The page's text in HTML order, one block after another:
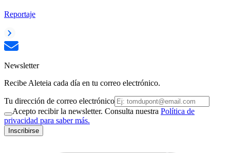
Reportaje
Newsletter
Recibe Aleteia cada día en tu correo electrónico.
Tu dirección de correo electrónico
Acepto recibir la newsletter. Consulta nuestra Política de
privacidad para saber más.
Inscribirse